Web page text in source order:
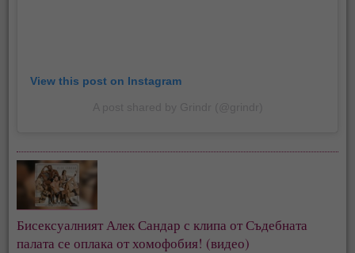
View this post on Instagram
Бисексуалният Алек Сандар с клипа от Съдебната
палата се оплака от хомофобия! (видео)